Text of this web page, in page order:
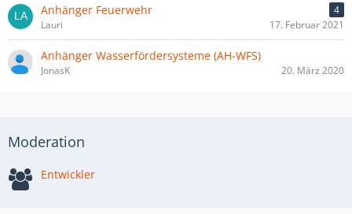
Anhänger Feuerwehr
4
Lauri
17. Februar 2021
Anhänger Wasserfördersysteme (AH-WFS)
JonasK 20. März 2020
Moderation
Entwickler